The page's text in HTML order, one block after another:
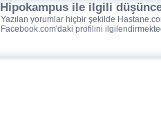
Hipokampus ile ilgili
Yazılan yorumlar hiçbir şekilde
Facebook.com'daki profilini